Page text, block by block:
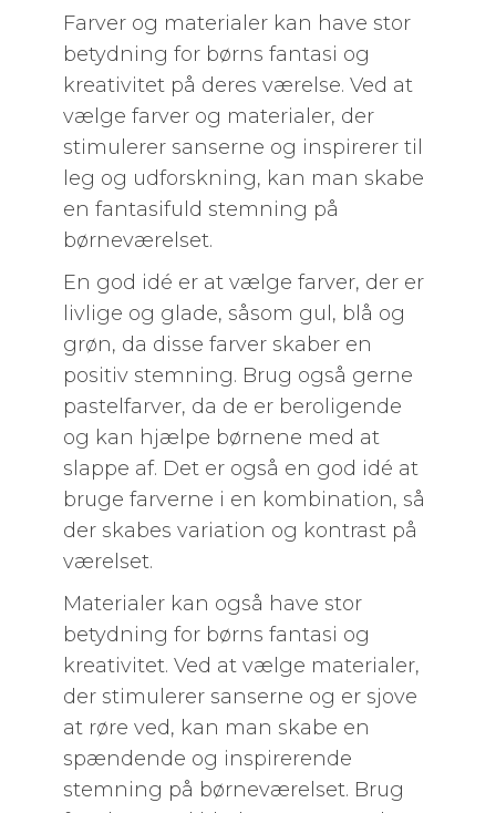
Farver og materialer kan have stor
betydning for børns fantasi og
kreativitet på deres værelse. Ved at
vælge farver og materialer, der
stimulerer sanserne og inspirerer til
leg og udforskning, kan man skabe
en fantasifuld stemning på
børneværelset.
En god idé er at vælge farver, der er
livlige og glade, såsom gul, blå og
grøn, da disse farver skaber en
positiv stemning. Brug også gerne
pastelfarver, da de er beroligende
og kan hjælpe børnene med at
slappe af. Det er også en god idé at
bruge farverne i en kombination, så
der skabes variation og kontrast på
værelset.
Materialer kan også have stor
betydning for børns fantasi og
kreativitet. Ved at vælge materialer,
der stimulerer sanserne og er sjove
at røre ved, kan man skabe en
spændende og inspirerende
stemning på børneværelset. Brug